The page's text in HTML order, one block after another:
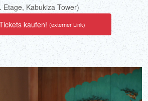
Etage, Kabukiza Tower)
kaufen! (externer Link)